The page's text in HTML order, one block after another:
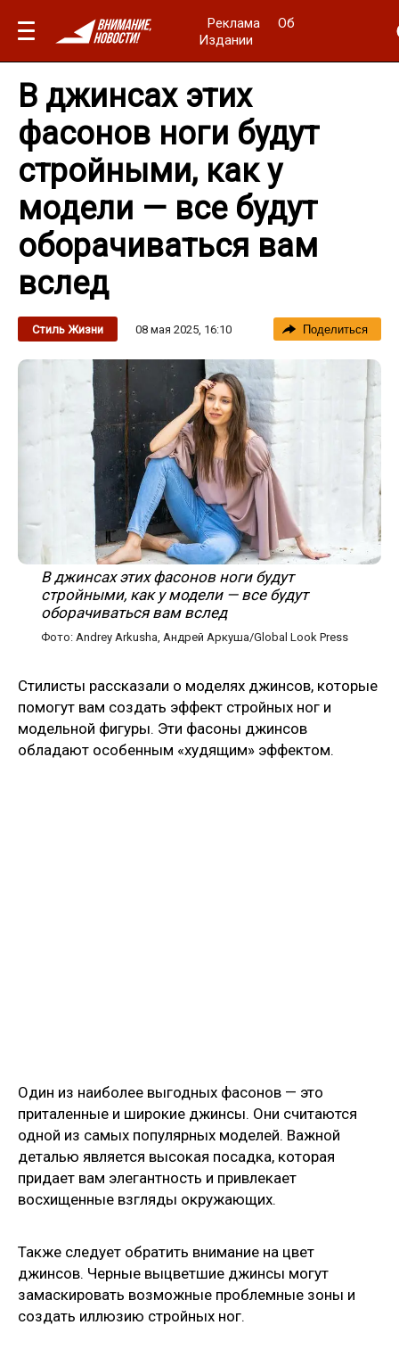
Реклама
Об
Издании
В джинсах этих
фасонов ноги будут
стройными, как у
модели — все будут
оборачиваться вам
вслед
Стиль Жизни 08 мая 2025, 16:10 Поделиться
В джинсах этих фасонов ноги будут
стройными, как у модели — все будут
оборачиваться вам вслед
Фото: Andrey Arkusha, Андрей Аркуша/Global Look Press
Стилисты рассказали о моделях джинсов, которые
помогут вам создать эффект стройных ног и
модельной фигуры. Эти фасоны джинсов
обладают особенным «худящим» эффектом.
Один из наиболее выгодных фасонов — это
приталенные и широкие джинсы. Они считаются
одной из самых популярных моделей. Важной
деталью является высокая посадка, которая
придает вам элегантность и привлекает
восхищенные взгляды окружающих.
Также следует обратить внимание на цвет
джинсов. Черные выцветшие джинсы могут
замаскировать возможные проблемные зоны и
создать иллюзию стройных ног.